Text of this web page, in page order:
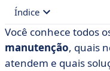
Índice
• 1. Manutenção
• 2. Manutenção
Você conhece todos
manutenção, quais
atendem e quais